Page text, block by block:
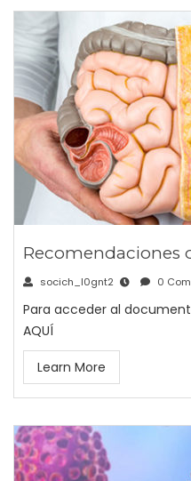
Recomendaciones
socich_l0gnt2 0
Para acceder al
AQUÍ
Learn More